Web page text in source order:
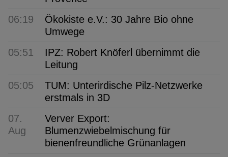
06:19
Ökokiste e.V.: 30 Jahre Bio ohne
Umwege
05:51
IPZ: Robert Knöferl übernimmt die
Leitung
05:05
TUM: Unterirdische Pilz-Netzwerke
erstmals in 3D
07.
Aug
Verver Export:
Blumenzwiebelmischung für
bienenfreundliche Grünanlagen